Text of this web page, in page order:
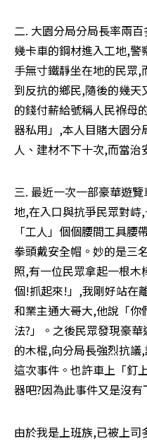
二. 大園分局分局長率兩
幾卡車的鋼材進入工地,
手無寸鐵靜坐在地的民眾
到反抗的鄉民,隨後的幾天
的錢付薪給號稱人民褓母
器私用」,本人目賭大園分
人、建材不下十次,而當治
三. 最近一次一部豪華遊
地,在入口與抗爭民眾對峙
「工人」個個腰間工具
拳頭戴安全帽。妙的是三
照,有一位民眾拿起一根
個!抓起來!」,我剛好站在
和業主通大哥大,他說「
法?」。之後民眾發現豪
的木棍,向分局長強烈抗
這次事件。也許車上「釘
器吧?因為此事件又是沒有
由於我是上班族,已被上